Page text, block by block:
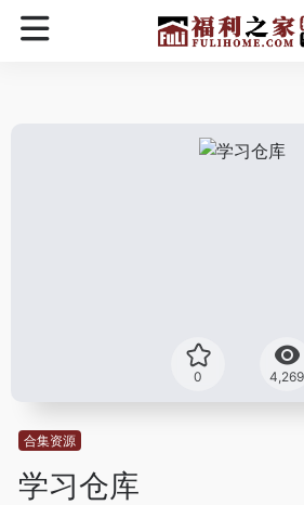
0 4,269
合集资源
学习仓库